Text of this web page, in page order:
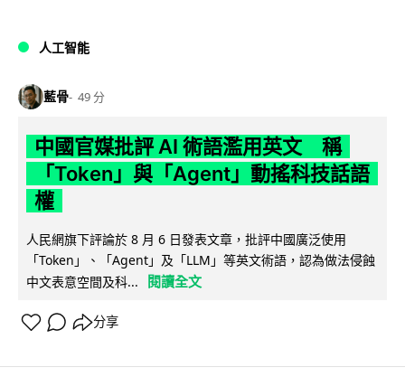
人工智能
藍骨 49 分
中國官媒批評 AI 術語濫用英文 稱
「Token」與「Agent」動搖科技話語
權
人民網旗下評論於 8 月 6 日發表文章，批評中國廣泛使用
「Token」、「Agent」及「LLM」等英文術語，認為做法侵蝕
中文表意空間及科...
閱讀全文
分享